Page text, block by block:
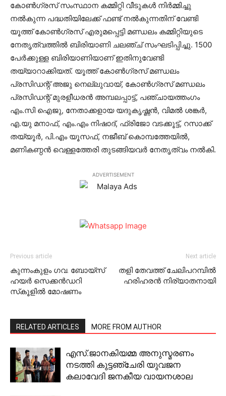
കോണ്‍ഗ്രസ് സംസ്ഥാന കമ്മിറ്റി വീടുകള്‍ നിര്‍മ്മിച്ചു
നല്‍കുന്ന പദ്ധതിയിലേക്ക് ഫണ്ട് നല്‍കുന്നതിന് വേണ്ടി
യൂത്ത് കോണ്‍ഗ്രസ് എരുമപ്പെട്ടി മണ്ഡലം കമ്മിറ്റിയുടെ
നേതൃത്വത്തില്‍ ബിരിയാണി ചലഞ്ച് സംഘടിപ്പിച്ചു. 1500
പേര്‍ക്കുള്ള ബിരിയാണിയാണ് ഇതിനുവേണ്ടി
തയ്യാറാക്കിയത്. യൂത്ത് കോണ്‍ഗ്രസ് മണ്ഡലം
പ്രസിഡന്റ് അജു നെല്ലുവായ്, കോണ്‍ഗ്രസ് മണ്ഡലം
പ്രസിഡന്റ് മുരളീധരന്‍ അമ്പലപ്പാട്ട്, പഞ്ചായത്തംഗം
എം.സി ഐജു, നേതാക്കളായ യദുകൃഷ്ണന്‍, വിമല്‍ ശങ്കര്‍,
എ.യു മനാഫ്, എം.എം നിഷാദ്, ഫ്രിജോ വടക്കൂട്ട്, റസാക്ക്
തയ്യൂര്‍, പി.എം യൂസഫ്, നജീബ് കൊമ്പത്തേയില്‍,
മണികണ്ഠന്‍ വെള്ളത്തേരി തുടങ്ങിയവര്‍ നേതൃത്വം നല്‍കി.
ADVERTISEMENT
Previous article
കുന്നംകുളം ഗവ. ബോയ്‌സ്
ഹയര്‍ സെക്കന്‍ഡറി
സ്‌കൂളില്‍ മോഷണം
Next article
തളി തേവത്ത് ചേലിപറമ്പില്‍
ഹരിഹരന്‍ നിര്യാതനായി
RELATED ARTICLES MORE FROM AUTHOR
എസ്.ജാനകിയമ്മ അനുസ്മരണം
നടത്തി കുട്ടഞ്ചേരി യുവജന
കലാവേദി ജനകീയ വായനശാല